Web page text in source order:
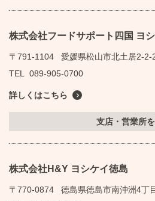
株式会社フードサポート四国 ヨ
〒791-1104
愛媛県松山市北土居2-2-
TEL
089-905-0700
詳しくはこちら
支店・営業所
株式会社H&Y ヨシケイ徳島
〒770-0874
徳島県徳島市南沖洲4丁